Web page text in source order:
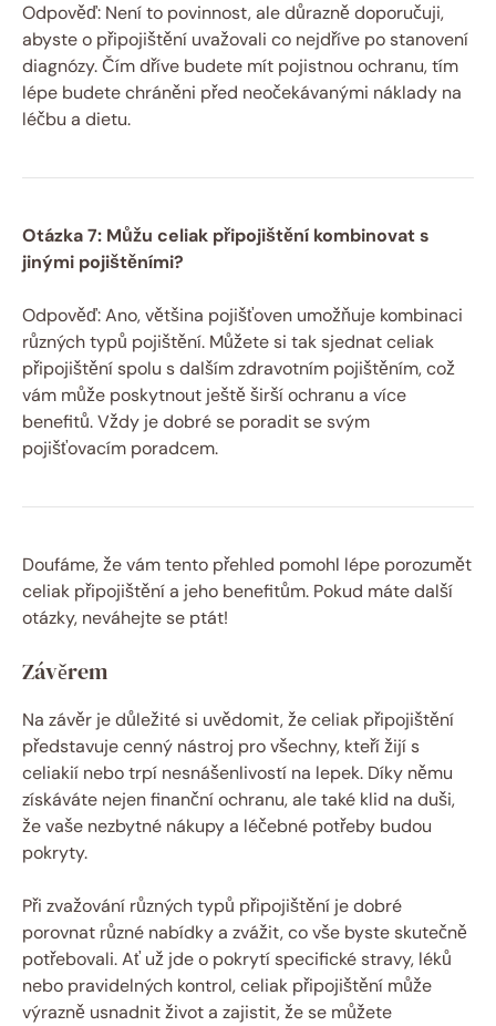
Odpověď: Není to povinnost, ale důrazně doporučuji,
⁤abyste o připojištění uvažovali co nejdříve po stanovení
diagnózy. Čím dříve budete mít pojistnou ochranu, tím
lépe budete chráněni před neočekávanými⁤ náklady na
léčbu a dietu.
Otázka 7: Můžu celiak připojištění kombinovat s
jinými pojištěními?
Odpověď: Ano, většina pojišťoven umožňuje kombinaci‍
různých typů pojištění. Můžete si tak sjednat celiak
⁣připojištění spolu s dalším ‌zdravotním pojištěním, což
vám může poskytnout ještě širší ochranu a více
benefitů. Vždy je dobré ‍se ⁣poradit se svým
pojišťovacím poradcem.
Doufáme, ⁢že vám tento přehled pomohl lépe porozumět
celiak připojištění a jeho benefitům. Pokud máte další
⁤otázky, neváhejte se ptát!
Závěrem
Na závěr je důležité si uvědomit, že celiak‍ připojištění⁤
představuje cenný ​nástroj pro všechny, kteří žijí s
celiakií nebo trpí nesnášenlivostí na lepek. Díky němu
získáváte nejen⁣ finanční ochranu, ale také klid na duši,
že vaše nezbytné nákupy a léčebné potřeby budou
pokryty.
Při zvažování různých typů připojištění je dobré
porovnat​ různé nabídky a zvážit, ⁤co vše byste skutečně
potřebovali. Ať už jde o pokrytí specifické stravy, léků
nebo pravidelných⁣ kontrol, celiak připojištění může
výrazně usnadnit život a zajistit, že se můžete